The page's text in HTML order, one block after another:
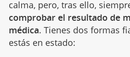
calma, pero, tras ello,
comprobar el resultado de
médica. Tienes dos formas
estás en estado: